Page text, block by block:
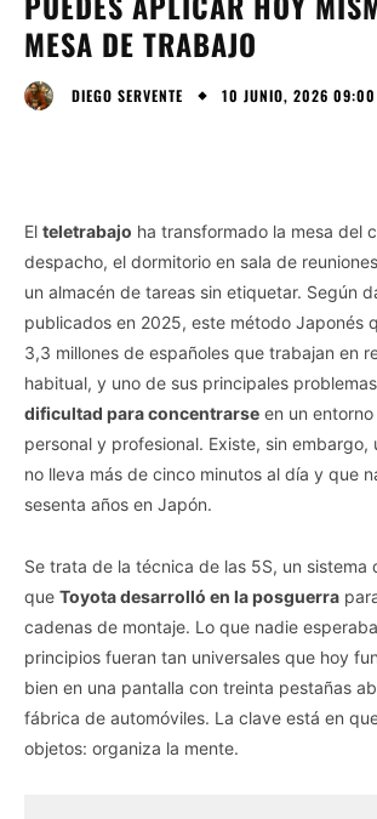
MESA DE TRABAJO
DIEGO SERVENTE 10 JUNIO, 2026 09:00
El teletrabajo ha transformado la mesa del
despacho, el dormitorio en sala de
un almacén de tareas sin etiquetar. Según
publicados en 2025, este método Japonés
3,3 millones de españoles que trabajan en
habitual, y uno de sus principales
dificultad para concentrarse en un
personal y profesional. Existe, sin embargo,
no lleva más de cinco minutos al día y que
sesenta años en Japón.
Se trata de la técnica de las 5S, un sistema
que Toyota desarrolló en la posguerra
cadenas de montaje. Lo que nadie
principios fueran tan universales que hoy
bien en una pantalla con treinta pestañas
fábrica de automóviles. La clave está en
objetos: organiza la mente.